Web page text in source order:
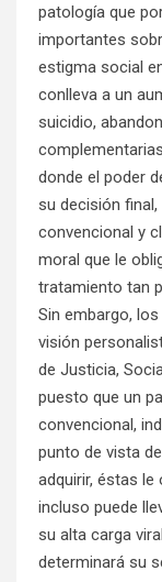
patología que
importantes
estigma social
conlleva a un
suicidio,
donde el poder
su decisión
convencional y
moral que le
tratamiento tan
Sin embargo,
visión
de Justicia,
puesto que un
convencional,
punto de vista
adquirir, éstas le
incluso puede
su alta carga
determinará su